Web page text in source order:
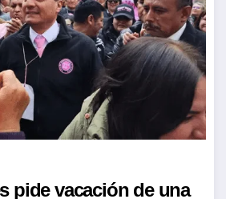
pide vacación de una